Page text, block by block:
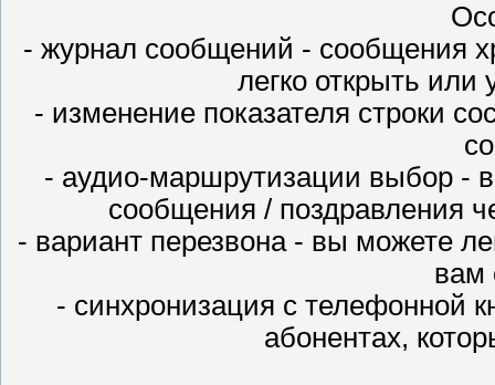
- журнал сообщений - сообщения
легко открыть
- изменение показателя строки
- аудио-маршрутизации выбор -
сообщения / поздравления
- вариант перезвона - вы можете
вам
- синхронизация с телефонной
абонентах,